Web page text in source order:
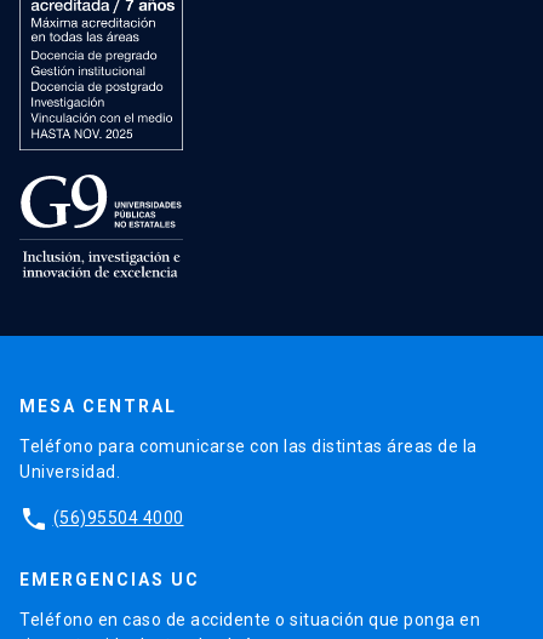
MESA CENTRAL
Teléfono para comunicarse con las distintas áreas de la
Universidad.
phone (56)95504 4000
EMERGENCIAS UC
Teléfono en caso de accidente o situación que ponga en